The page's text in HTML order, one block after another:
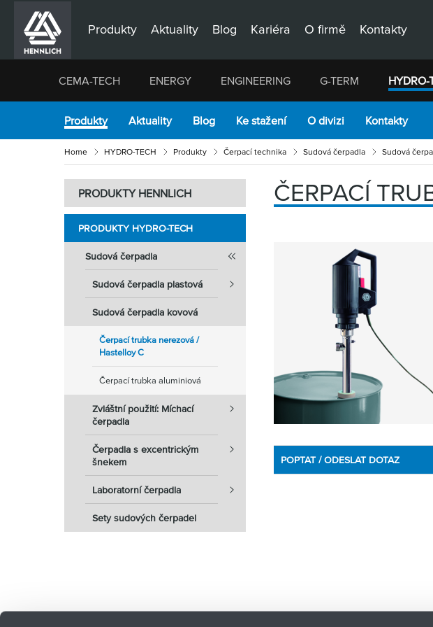
Produkty Aktuality Blog Kariéra O firmě Kontakty
CEMA-TECH ENERGY ENGINEERING G-TERM HYDRO-
Produkty Aktuality Blog Ke stažení O divizi Kontakty
Home HYDRO-TECH Produkty Čerpací technika Sudová čerpadla Sudová
PRODUKTY HENNLICH
PRODUKTY HYDRO-TECH
Sudová čerpadla
Sudová čerpadla plastová
Sudová čerpadla kovová
Čerpací trubka nerezová /
Hastelloy C
Čerpací trubka aluminiová
Zvláštní použití: Míchací
čerpadla
Čerpadla s excentrickým
šnekem
Laboratorní čerpadla
Sety sudových čerpadel
ČERPACÍ
POPTAT / ODESLAT DOTAZ